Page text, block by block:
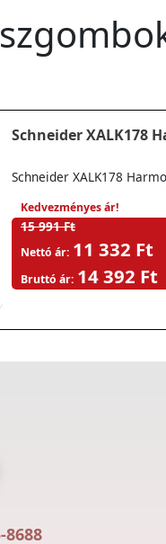
Schneider XALK178
Schneider XALK178
Kedvezményes ár!
15 991 Ft
Nettó ár: 11 332 Ft
Bruttó ár: 14 392 Ft
8688